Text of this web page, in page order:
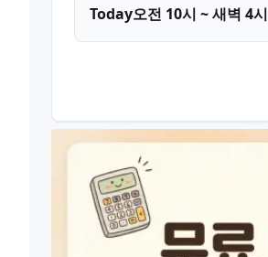
Today오전 10시 ~ 새벽 4시